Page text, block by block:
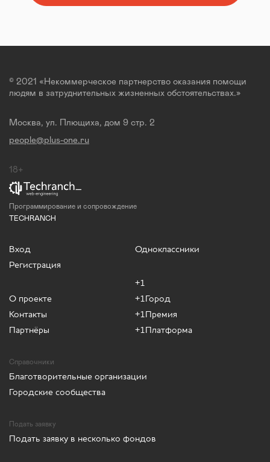
© 2021 «Некоммерческое партнерство оказания помощи
людям в затруднительных жизненных обстоятельствах.»
Москва, ул. Плющиха, дом 9 стр. 2
people@plus-one.ru
18+
Программирование и сопровождение
TECHRANCH
Вход
Регистрация
О проекте
Контакты
Партнёры
Одноклассники
+1
+1Город
+1Премия
+1Платформа
Справочники
Благотворительные организации
Городские сообщества
Подать заявку
Подать заявку в несколько фондов